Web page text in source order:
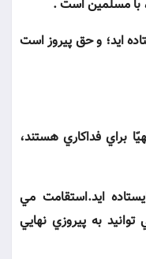
با مسلمين است .
ايد؛ و حق پيروز است
براي فداكاري هستند،
ايد.استقامت مي
به پيروزي نهايي